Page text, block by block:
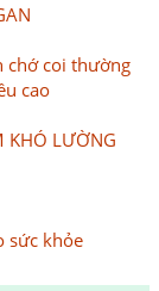
chớ coi thường
cao
KHÓ LƯỜNG
sức khỏe